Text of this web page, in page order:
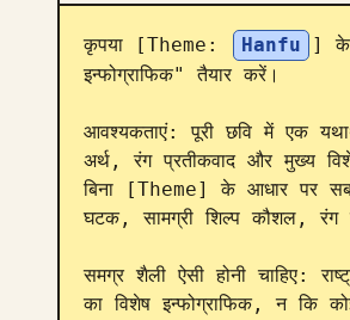
कृपया [Theme: Hanfu
] के
इन्फोग्राफिक" तैयार करें।
आवश्यकताएं: पूरी छवि में एक
अर्थ, रंग प्रतीकवाद और मुख्य
बिना [Theme] के आधार पर
घटक, सामग्री शिल्प कौशल, रंग
समग्र शैली ऐसी होनी चाहिए:
का विशेष इन्फोग्राफिक, न कि